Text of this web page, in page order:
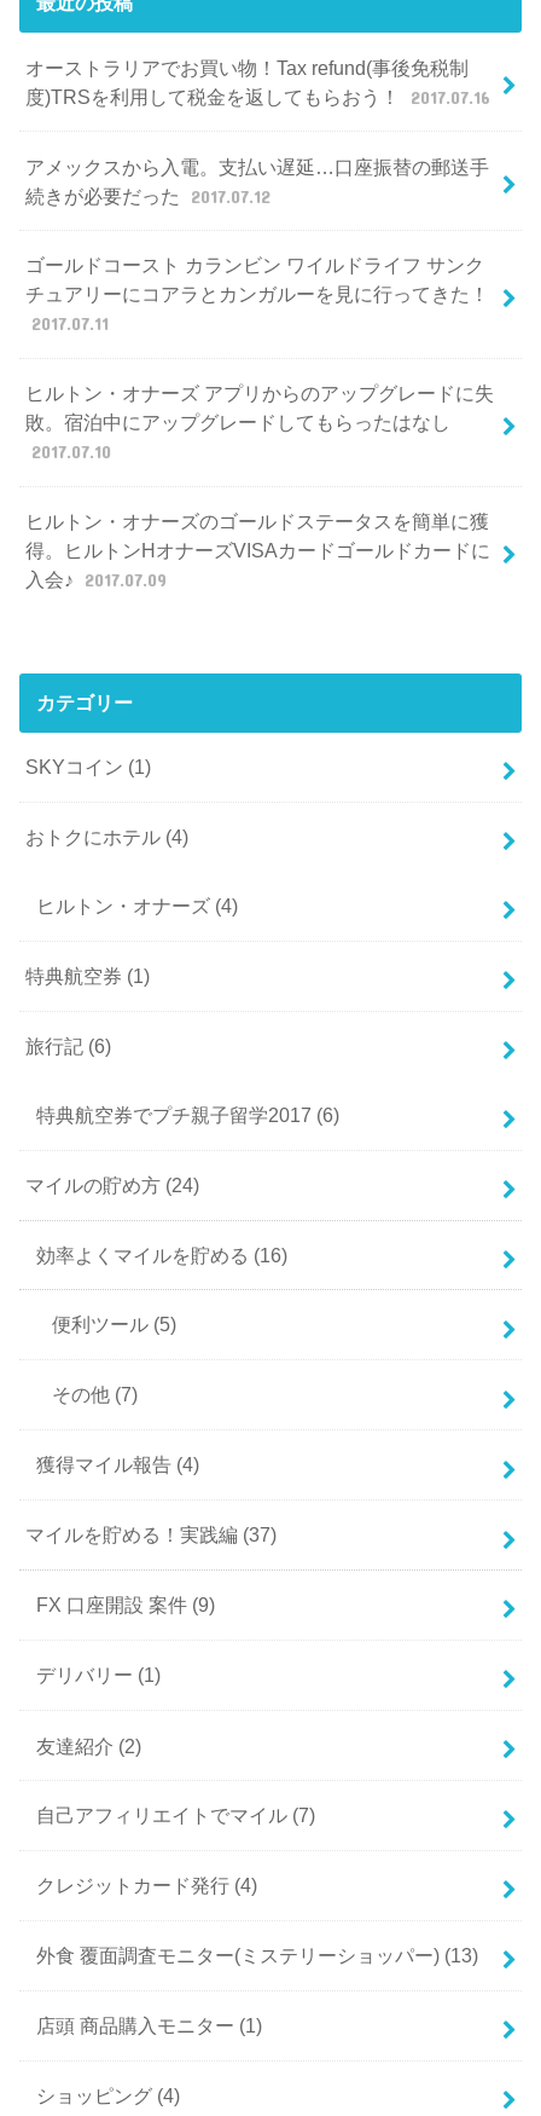
オーストラリアでお買い物！Tax refund(事後免税制
度)TRSを利用して税金を返してもらおう！
2017.07.16
アメックスから入電。支払い遅延…口座振替の郵送手
続きが必要だった
2017.07.12
ゴールドコースト カランビン ワイルドライフ サンク
チュアリーにコアラとカンガルーを見に行ってきた！
2017.07.11
ヒルトン・オナーズ アプリからのアップグレードに失
敗。宿泊中にアップグレードしてもらったはなし
2017.07.10
ヒルトン・オナーズのゴールドステータスを簡単に獲
得。ヒルトンHオナーズVISAカードゴールドカードに
入会♪
2017.07.09
カテゴリー
SKYコイン (1)
おトクにホテル (4)
ヒルトン・オナーズ (4)
特典航空券 (1)
旅行記 (6)
特典航空券でプチ親子留学2017 (6)
マイルの貯め方 (24)
効率よくマイルを貯める (16)
便利ツール (5)
その他 (7)
獲得マイル報告 (4)
マイルを貯める！実践編 (37)
FX 口座開設 案件 (9)
デリバリー (1)
友達紹介 (2)
自己アフィリエイトでマイル (7)
クレジットカード発行 (4)
外食 覆面調査モニター(ミステリーショッパー) (13)
店頭 商品購入モニター (1)
ショッピング (4)